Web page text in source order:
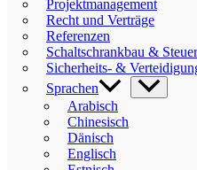
Projektmanagement
Recht und Verträge
Referenzen
Schaltschrankbau &
Sicherheits- &
Sprachen
Arabisch
Chinesisch
Dänisch
Englisch